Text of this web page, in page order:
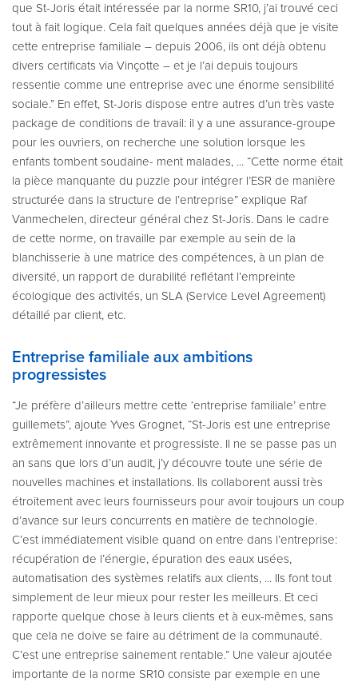
que St-Joris était intéressée par la norme SR10, j’ai trouvé ceci
tout à fait logique. Cela fait quelques années déjà que je visite
cette entreprise familiale – depuis 2006, ils ont déjà obtenu
divers certificats via Vinçotte – et je l’ai depuis toujours
ressentie comme une entreprise avec une énorme sensibilité
sociale.” En effet, St-Joris dispose entre autres d’un très vaste
package de conditions de travail: il y a une assurance-groupe
pour les ouvriers, on recherche une solution lorsque les
enfants tombent soudaine- ment malades, ... “Cette norme était
la pièce manquante du puzzle pour intégrer l’ESR de manière
structurée dans la structure de l’entreprise” explique Raf
Vanmechelen, directeur général chez St-Joris. Dans le cadre
de cette norme, on travaille par exemple au sein de la
blanchisserie à une matrice des compétences, à un plan de
diversité, un rapport de durabilité reflétant l’empreinte
écologique des activités, un SLA (Service Level Agreement)
détaillé par client, etc.
Entreprise familiale aux ambitions
progressistes
“Je préfère d’ailleurs mettre cette ‘entreprise familiale’ entre
guillemets”, ajoute Yves Grognet, “St-Joris est une entreprise
extrêmement innovante et progressiste. Il ne se passe pas un
an sans que lors d’un audit, j’y découvre toute une série de
nouvelles machines et installations. Ils collaborent aussi très
étroitement avec leurs fournisseurs pour avoir toujours un coup
d’avance sur leurs concurrents en matière de technologie.
C’est immédiatement visible quand on entre dans l’entreprise:
récupération de l’énergie, épuration des eaux usées,
automatisation des systèmes relatifs aux clients, ... Ils font tout
simplement de leur mieux pour rester les meilleurs. Et ceci
rapporte quelque chose à leurs clients et à eux-mêmes, sans
que cela ne doive se faire au détriment de la communauté.
C’est une entreprise sainement rentable.” Une valeur ajoutée
importante de la norme SR10 consiste par exemple en une